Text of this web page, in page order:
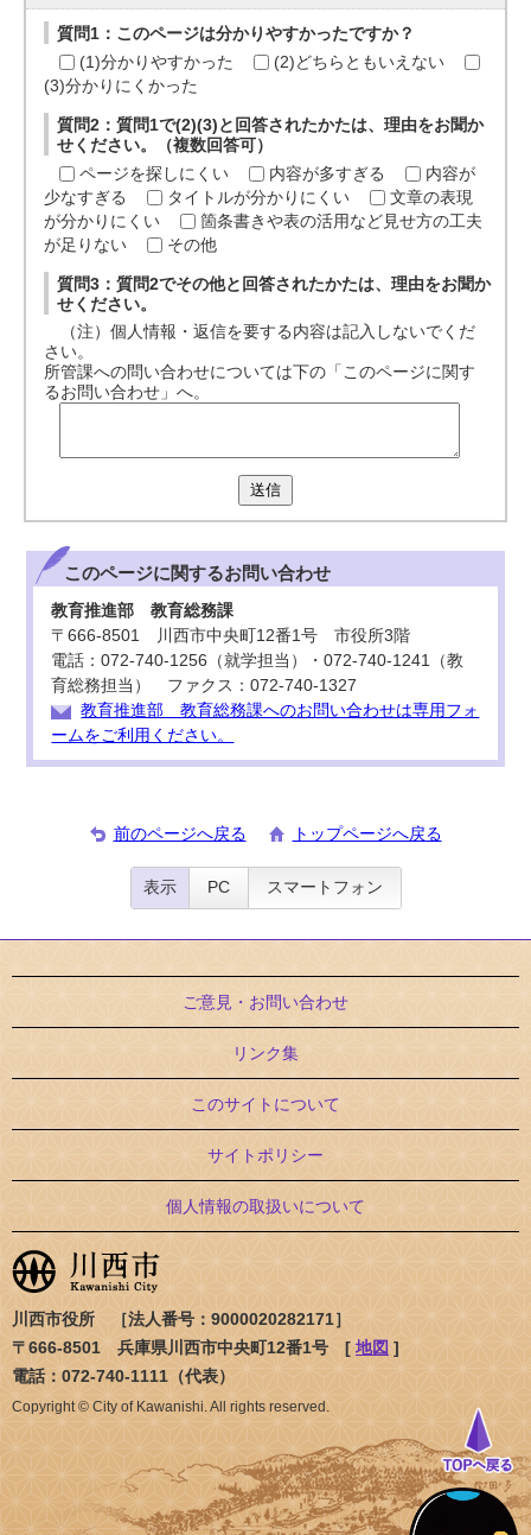
質問1：このページは分かりやすかったですか？
(1)分かりやすかった
(2)どちらともいえない
(3)分かりにくかった
質問2：質問1で(2)(3)と回答されたかたは、理由をお聞か
せください。（複数回答可）
ページを探しにくい
内容が多すぎる
内容が
少なすぎる
タイトルが分かりにくい
文章の表現
が分かりにくい
箇条書きや表の活用など見せ方の工夫
が足りない
その他
質問3：質問2でその他と回答されたかたは、理由をお聞か
せください。
（注）個人情報・返信を要する内容は記入しないでくだ
さい。
所管課への問い合わせについては下の「このページに関す
るお問い合わせ」へ。
送信
このページに関するお問い合わせ
教育推進部 教育総務課
〒666-8501 川西市中央町12番1号 市役所3階
電話：072-740-1256（就学担当）・072-740-1241（教
育総務担当） ファクス：072-740-1327
教育推進部 教育総務課へのお問い合わせは専用フォ
ームをご利用ください。
前のページへ戻る トップページへ戻る
表示 PC スマートフォン
ご意見・お問い合わせ
リンク集
このサイトについて
サイトポリシー
個人情報の取扱いについて
川西市役所 ［法人番号：9000020282171］
〒666-8501 兵庫県川西市中央町12番1号 [ 地図 ]
電話：072-740-1111（代表）
Copyright © City of Kawanishi. All rights reserved.